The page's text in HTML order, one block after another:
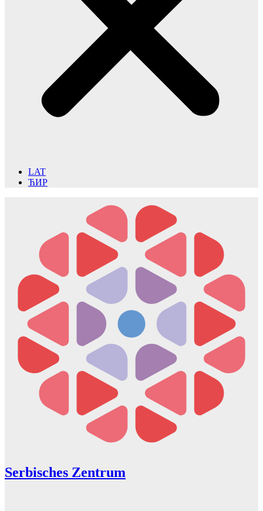
LAT
ЋИР
Serbisches Zentrum